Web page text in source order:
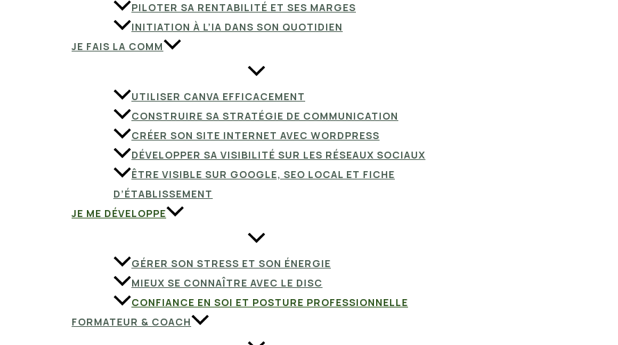
PILOTER SA RENTABILITÉ ET SES MARGES
INITIATION À L’IA DANS SON QUOTIDIEN
JE FAIS LA COMM
UTILISER CANVA EFFICACEMENT
CONSTRUIRE SA STRATÉGIE DE COMMUNICATION
CRÉER SON SITE INTERNET AVEC WORDPRESS
DÉVELOPPER SA VISIBILITÉ SUR LES RÉSEAUX SOCIAUX
ÊTRE VISIBLE SUR GOOGLE, SEO LOCAL ET FICHE
D’ÉTABLISSEMENT
JE ME DÉVELOPPE
GÉRER SON STRESS ET SON ÉNERGIE
MIEUX SE CONNAÎTRE AVEC LE DISC
CONFIANCE EN SOI ET POSTURE PROFESSIONNELLE
FORMATEUR & COACH